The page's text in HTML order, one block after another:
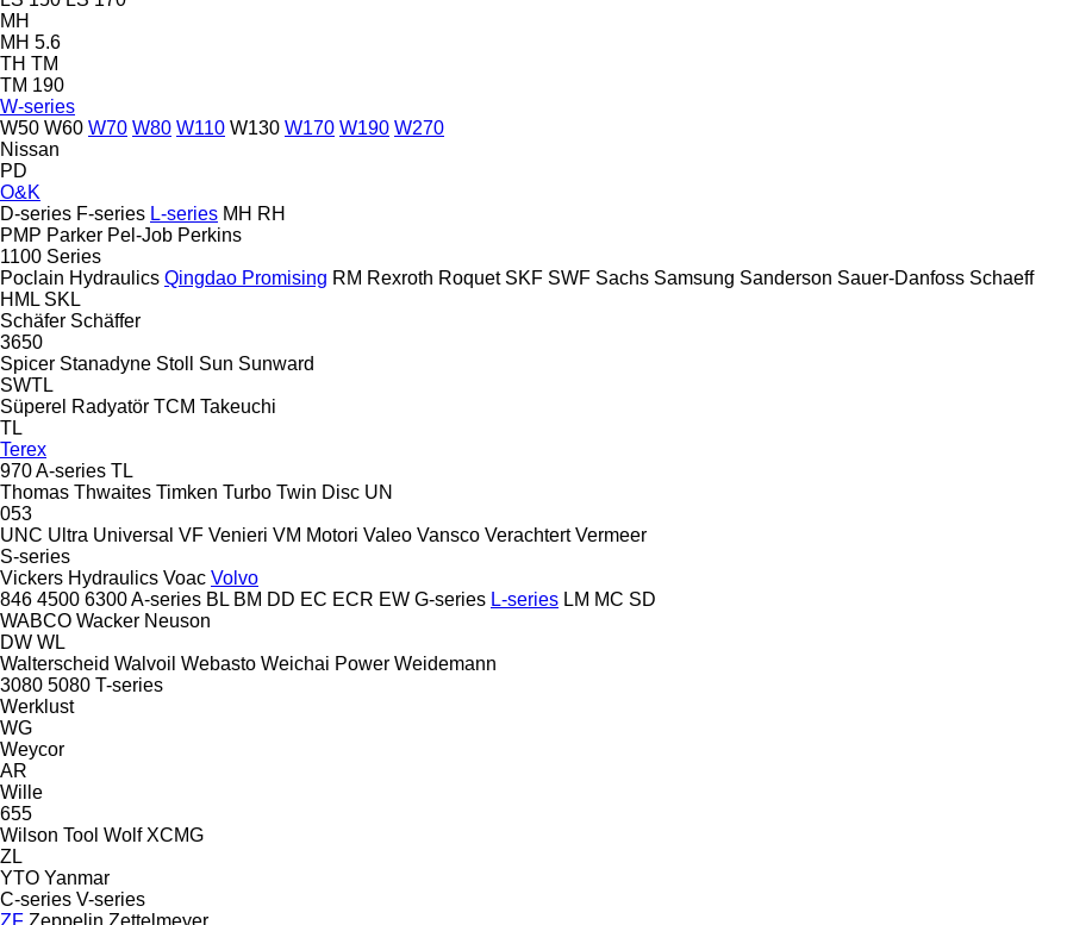
MH
MH 5.6
TH TM
TM 190
W-series
W50 W60 W70 W80 W110 W130 W170 W190 W270
Nissan
PD
O&K
D-series F-series L-series MH RH
PMP Parker Pel-Job Perkins
1100 Series
Poclain Hydraulics Qingdao Promising RM Rexroth Roquet SKF SWF Sachs Samsung Sanderson Sauer-Danfoss Schaeff
HML SKL
Schäfer Schäffer
3650
Spicer Stanadyne Stoll Sun Sunward
SWTL
Süperel Radyatör TCM Takeuchi
TL
Terex
970A-series TL
Thomas Thwaites Timken Turbo Twin Disc UN
053
UNC Ultra Universal VF Venieri VM Motori Valeo Vansco Verachtert Vermeer
S-series
Vickers Hydraulics Voac Volvo
846 4500 6300A-series BL BM DD EC ECR EW G-series L-series LM MC SD
WABCO Wacker Neuson
DW WL
Walterscheid Walvoil Webasto Weichai Power Weidemann
3080 5080 T-series
Werklust
WG
Weycor
AR
Wille
655
Wilson Tool Wolf XCMG
ZL
YTO Yanmar
C-series V-series
ZF Zeppelin Zettelmeyer